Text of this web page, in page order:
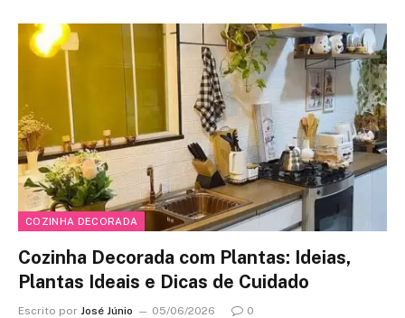
COZINHA DECORADA
Cozinha Decorada com Plantas: Ideias,
Plantas Ideais e Dicas de Cuidado
Escrito por José Júnio 05/06/2026 0